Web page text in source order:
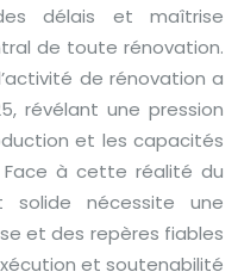
délais et maîtrise
de toute rénovation.
de rénovation a
révélant une pression
et les capacités
Face à cette réalité du
solide nécessite une
et des repères fiables
et soutenabilité